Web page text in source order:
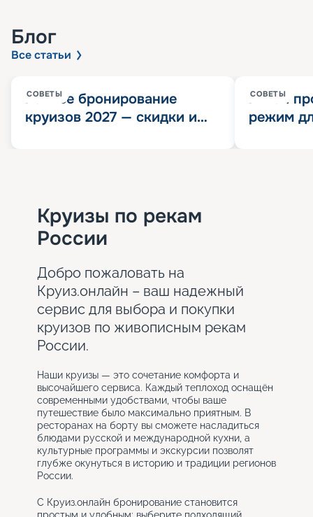
Блог
Все статьи
СОВЕТЫ
Раннее бронирование
круизов 2027 — скидки и
СОВЕТЫ
Китай
режим
Круизы по рекам
России
Добро пожаловать на
Круиз.онлайн – ваш надежный
сервис для выбора и покупки
круизов по живописным рекам
России.
Наши круизы — это сочетание комфорта и
высочайшего сервиса. Каждый теплоход оснащён
современными удобствами, чтобы ваше
путешествие было максимально приятным. В
ресторанах на борту вы сможете насладиться
блюдами русской и международной кухни, а
культурные программы и экскурсии позволят
глубже окунуться в историю и традиции регионов
России.
С Круиз.онлайн бронирование становится